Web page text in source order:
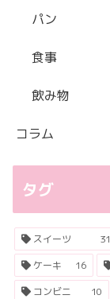
パン
食事
飲み物
コラム
タグ
スイーツ 31
ケーキ
16
コンビニ
10